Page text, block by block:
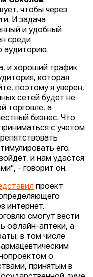
чтобы через
И задача
и удобный
среди
аудиторию.
и хороший трафик
которая
поэтому я уверен,
сетей будет не
торговле, а
бизнес. Что
с учетом
его.
и нам удастся
- говорит он.
проект
интернет.
смогут вести
офлайн-аптеки, а
в том числе
о
принятым в